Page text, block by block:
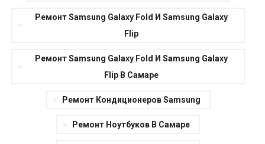
Ремонт Samsung Galaxy Fold И Samsung Galaxy
Flip
Ремонт Samsung Galaxy Fold И Samsung Galaxy
Flip В Самаре
Ремонт Кондиционеров Samsung
Ремонт Ноутбуков В Самаре